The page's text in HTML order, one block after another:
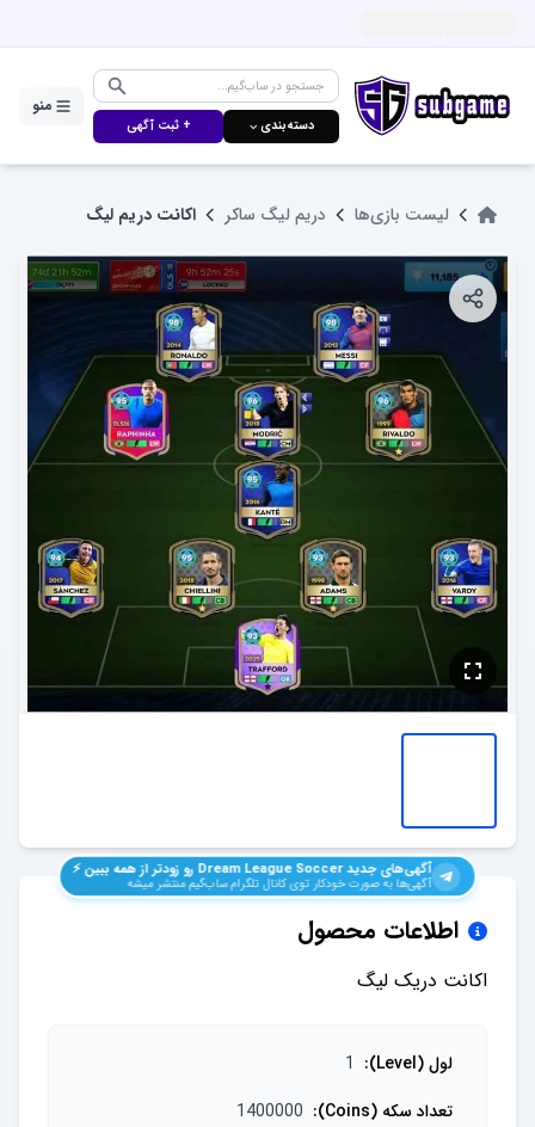
دسته‌بندی ⌵ + ثبت آگهی
منو
لیست بازی‌ها دریم لیگ ساکر اکانت دریم لیگ
آگهی‌های جدیدDream League Soccer رو زودتر از همه ببین ⚡️
آگهی‌ها به صورت خودکار توی کانال تلگرام ساب‌گیم منتشر میشه
اطلاعات محصول
اکانت دریک لیگ
لول (Level) :
1
تعداد سکه (Coins)
:
1400000